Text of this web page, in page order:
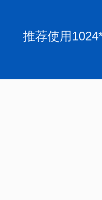
(二)不动产权利
(三)涉及不动产
推荐使用